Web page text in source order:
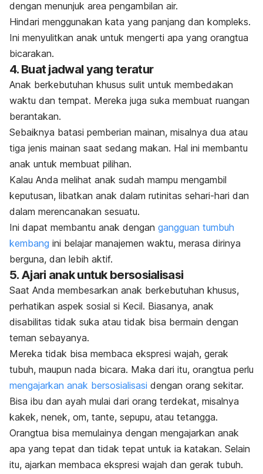
dengan menunjuk area pengambilan air.
Hindari menggunakan kata yang panjang dan kompleks.
Ini menyulitkan anak untuk mengerti apa yang orangtua
bicarakan.
4. Buat jadwal yang teratur
Anak berkebutuhan khusus sulit untuk membedakan
waktu dan tempat. Mereka juga suka membuat ruangan
berantakan.
Sebaiknya batasi pemberian mainan, misalnya dua atau
tiga jenis mainan saat sedang makan. Hal ini membantu
anak untuk membuat pilihan.
Kalau Anda melihat anak sudah mampu mengambil
keputusan, libatkan anak dalam rutinitas sehari-hari dan
dalam merencanakan sesuatu.
Ini dapat membantu anak dengan gangguan tumbuh
kembang ini belajar manajemen waktu, merasa dirinya
berguna, dan lebih aktif.
5. Ajari anak untuk bersosialisasi
Saat Anda membesarkan anak berkebutuhan khusus,
perhatikan aspek sosial si Kecil. Biasanya, anak
disabilitas tidak suka atau tidak bisa bermain dengan
teman sebayanya.
Mereka tidak bisa membaca ekspresi wajah, gerak
tubuh, maupun nada bicara. Maka dari itu, orangtua perlu
mengajarkan anak bersosialisasi dengan orang sekitar.
Bisa ibu dan ayah mulai dari orang terdekat, misalnya
kakek, nenek, om, tante, sepupu, atau tetangga.
Orangtua bisa memulainya dengan mengajarkan anak
apa yang tepat dan tidak tepat untuk ia katakan. Selain
itu, ajarkan membaca ekspresi wajah dan gerak tubuh.